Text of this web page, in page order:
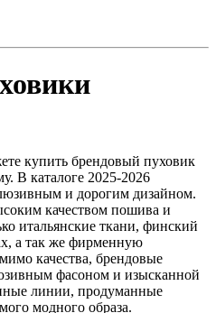
купить брендовый пуховик
В каталоге 2025-2026
и дорогим дизайном.
качеством пошива и
итальянские ткани, финский
а так же фирменную
качества, брендовые
фасоном и изысканной
линии, продуманные
модного образа.